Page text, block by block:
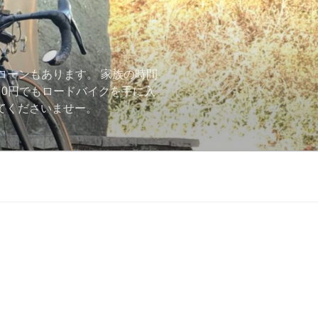
ーンもあります。 家族の時間
円でもロードバイクを手に入
くださいませー。